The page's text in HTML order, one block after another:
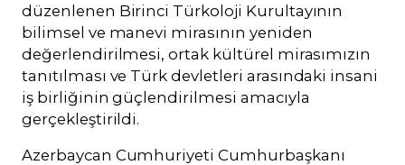
düzenlenen Birinci Türkoloji Kurultayının
bilimsel ve manevi mirasının yeniden
değerlendirilmesi, ortak kültürel mirasımızın
tanıtılması ve Türk devletleri arasındaki insani
iş birliğinin güçlendirilmesi amacıyla
gerçekleştirildi.
Azerbaycan Cumhuriyeti Cumhurbaşkanı